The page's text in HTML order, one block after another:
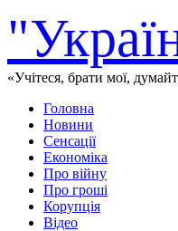
до
вмісту
«Учітеся, брати мої,
Головна
Новини
Сенсації
Економіка
Про війну
Про гроші
Корупція
Відео